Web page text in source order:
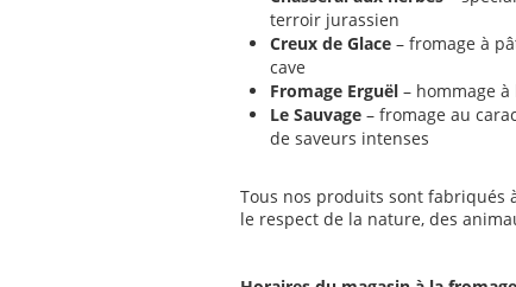
terroir jurassien
Creux de Glace – fromage à
cave
Fromage Erguël – hommage
Le Sauvage – fromage au
de saveurs intenses
Tous nos produits sont fabriqués
le respect de la nature, des